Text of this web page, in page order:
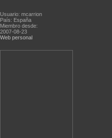
Usuario: mcarrion
País: España
Miembro desde:
2007-08-23
Web personal